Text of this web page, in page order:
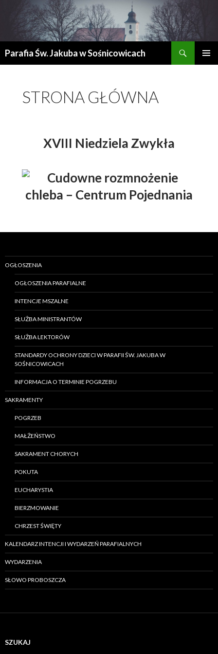
Parafia Św. Jakuba w Sośnicowicach
STRONA GŁÓWNA
XVIII Niedziela Zwykła
OGŁOSZENIA
OGŁOSZENIA PARAFIALNE
INTENCJE MSZALNE
SŁUŻBA MINISTRANTÓW
SŁUŻBA LEKTORÓW
STANDARDY OCHRONY DZIECI W PARAFII ŚW. JAKUBA W
SOŚNICOWICACH
INFORMACJA O TERMINIE POGRZEBU
SAKRAMENTY
POGRZEB
MAŁŻEŃSTWO
SAKRAMENT CHORYCH
POKUTA
EUCHARYSTIA
BIERZMOWANIE
CHRZEST ŚWIĘTY
KALENDARZ INTENCJI I WYDARZEŃ PARAFIALNYCH
WYDARZENIA
SŁOWO PROBOSZCZA
SZUKAJ